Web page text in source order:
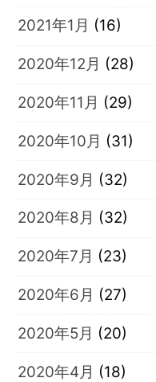
2021年1月 (16)
2020年12月 (28)
2020年11月 (29)
2020年10月 (31)
2020年9月 (32)
2020年8月 (32)
2020年7月 (23)
2020年6月 (27)
2020年5月 (20)
2020年4月 (18)